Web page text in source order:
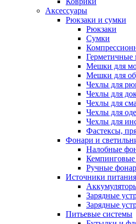
Аксессуары
Рюкзаки и сумки
Рюкзаки
Сумки
Герметичные
Мешки для
Мешки для
Чехлы для
Чехлы для
Чехлы для
Чехлы для
Чехлы для
Фастексы,
Фонари и
Налобные
Ручные
Источники питания
Зарядные
Зарядные
Питьевые системы